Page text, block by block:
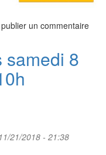
un commentaire
samedi 8
21/2018 - 21:38